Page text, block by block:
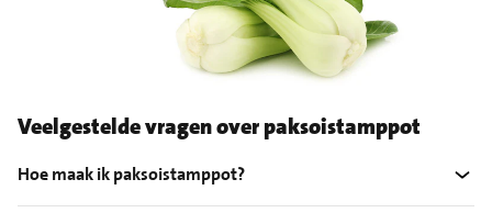
Veelgestelde vragen over paksoistamppot
Hoe maak ik paksoistamppot?